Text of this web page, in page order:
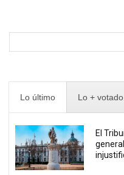
Lo último Lo + votado
El